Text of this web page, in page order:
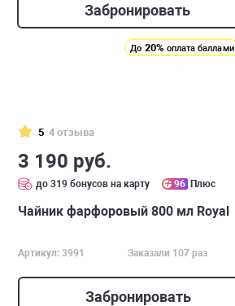
Забронировать
До 20% оплата баллами
5 4 отзыва
3 190 руб.
до 319 бонусов на карту 96 Плюс
Чайник фарфоровый 800 мл Royal
Артикул: 3991 Заказали 107 раз
Забронировать